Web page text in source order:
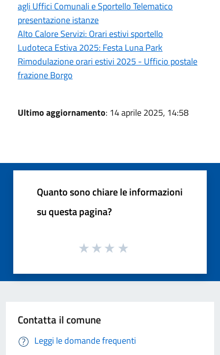
agli Uffici Comunali e Sportello Telematico
presentazione istanze
Alto Calore Servizi: Orari estivi sportello
Ludoteca Estiva 2025: Festa Luna Park
Rimodulazione orari estivi 2025 - Ufficio postale
frazione Borgo
Ultimo aggiornamento: 14 aprile 2025, 14:58
Quanto sono chiare le informazioni
su questa pagina?
Contatta il comune
Leggi le domande frequenti